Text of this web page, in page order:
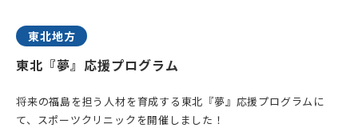
東北地方
東北『夢』応援プログラム
将来の福島を担う人材を育成する東北『夢』応援プログラムに
て、スポーツクリニックを開催しました！